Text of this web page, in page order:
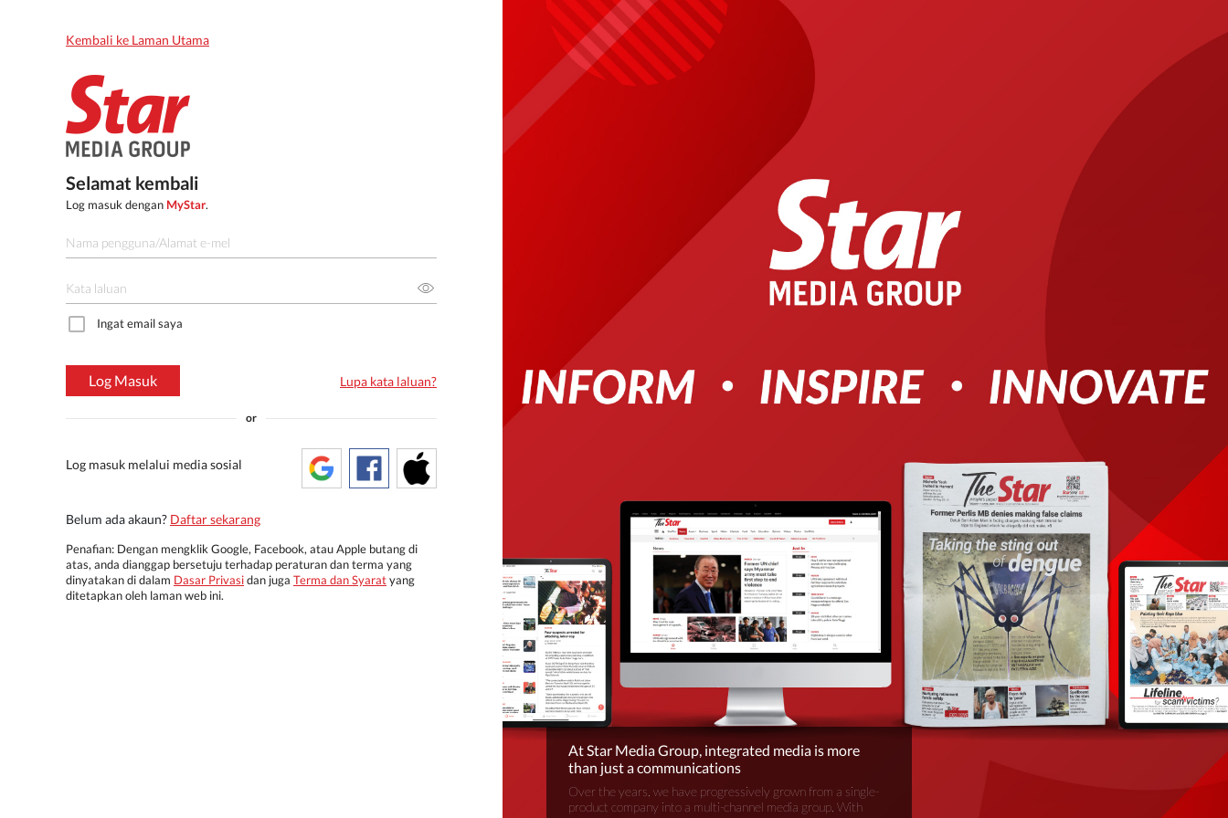
Kembali ke Laman Utama
Selamat kembali
Log masuk dengan MyStar.
Ingat email saya
Log Masuk Lupa kata laluan?
or
Log masuk melalui media sosial
Belum ada akaun? Daftar sekarang
Penafian: Dengan mengklik Google, Facebook, atau Apple butang di
atas, anda dianggap bersetuju terhadap peraturan dan terma yang
dinyatakan di dalam Dasar Privasidan juga Terma dan Syaratyang
ditetapkan oleh laman web ini.
At Star Media Group, integrated media is more
than just a communications
Over the years, we have progressively grown from a single-
product company into a multi-channel media group. With